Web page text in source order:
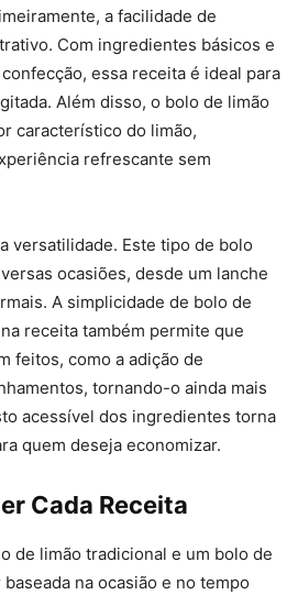
a facilidade de
Com ingredientes básicos e
essa receita é ideal para
Além disso, o bolo de limão
característico do limão,
refrescante sem
versatilidade. Este tipo de bolo
ocasiões, desde um lanche
A simplicidade de bolo de
receita também permite que
feitos, como a adição de
tornando-o ainda mais
acessível dos ingredientes torna
quem deseja economizar.
Cada Receita
de limão tradicional e um bolo de
na ocasião e no tempo